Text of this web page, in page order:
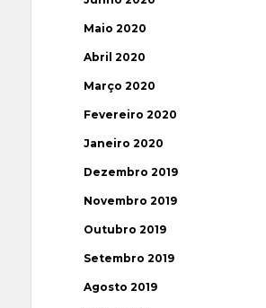
Maio 2020
Abril 2020
Março 2020
Fevereiro 2020
Janeiro 2020
Dezembro 2019
Novembro 2019
Outubro 2019
Setembro 2019
Agosto 2019